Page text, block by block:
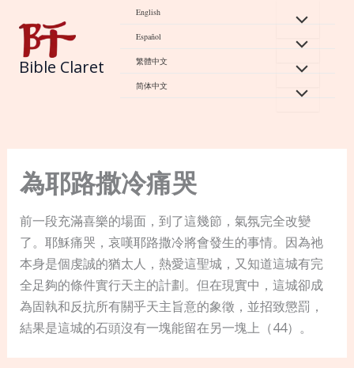
content
Bible Claret
English
Español
繁體中文
简体中文
為耶路撒冷痛哭
前一段充滿喜樂的場面，到了這幾節，氣氛完全改變
了。耶穌痛哭，哀嘆耶路撒冷將會發生的事情。因為祂
本身是個虔誠的猶太人，熱愛這聖城，又知道這城有完
全足夠的條件實行天主的計劃。但在現實中，這城卻成
為固執和反抗所有關乎天主旨意的象徵，並招致懲罰，
結果是這城的石頭沒有一塊能留在另一塊上（44）。